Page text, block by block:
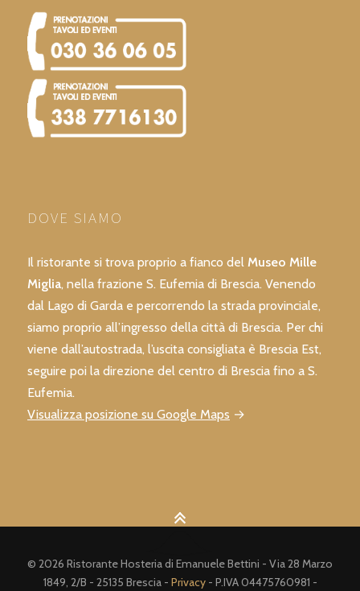
DOVE SIAMO
Il ristorante si trova proprio a fianco del Museo Mille
Miglia, nella frazione S. Eufemia di Brescia. Venendo
dal Lago di Garda e percorrendo la strada provinciale,
siamo proprio all’ingresso della città di Brescia. Per chi
viene dall’autostrada, l’uscita consigliata è Brescia Est,
seguire poi la direzione del centro di Brescia fino a S.
Eufemia.
Visualizza posizione su Google Maps →
© 2026 Ristorante Hosteria di Emanuele Bettini - Via 28 Marzo
1849, 2/B - 25135 Brescia - Privacy- P.IVA 04475760981 -